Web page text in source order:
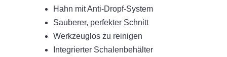
Hahn mit Anti-Dropf-System
Sauberer, perfekter Schnitt
Werkzeuglos zu reinigen
Integrierter Schalenbehälter